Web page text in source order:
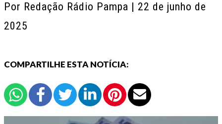
Por Redação Rádio Pampa | 22 de junho de
2025
COMPARTILHE ESTA NOTÍCIA: